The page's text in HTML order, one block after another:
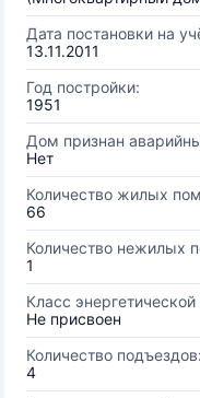
Дата постановки на
13.11.2011
Год постройки:
1951
Дом признан
Нет
Количество жилых
66
Количество нежилых
1
Класс
Не присвоен
Количество подъездов:
4